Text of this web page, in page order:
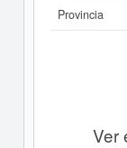
Provincia
Ver